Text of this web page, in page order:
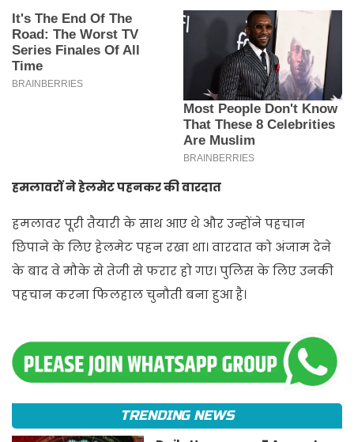
हमलावरों ने हेलमेट पहनकर की वारदात
हमलावर पूरी तैयारी के साथ आए थे और उन्होंने पहचान
छिपाने के लिए हेलमेट पहन रखा था। वारदात को अंजाम देने
के बाद वे मौके से तेजी से फरार हो गए। पुलिस के लिए उनकी
पहचान करना फिलहाल चुनौती बना हुआ है।
TRENDING NEWS